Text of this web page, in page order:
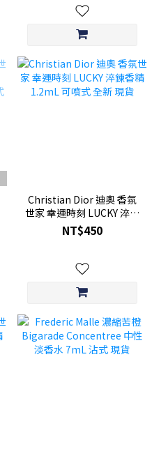
Christian Dior 迪奧 香氛
世家 幸運時刻 LUCKY 淬鍊
香精 1.2mL 可噴式 全新 現
貨
NT$450